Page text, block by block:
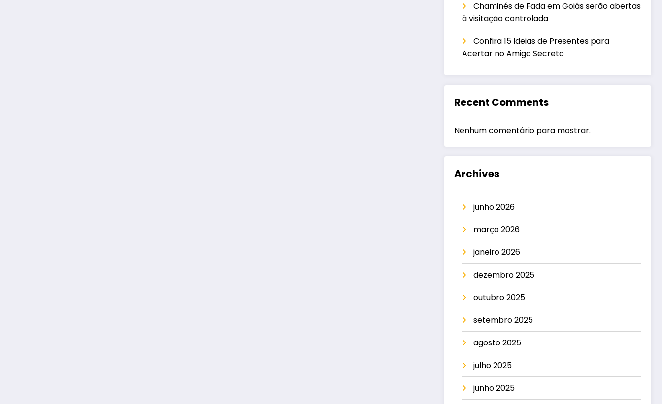
Chaminés de Fada em Goiás serão abertas
à visitação controlada
Confira 15 Ideias de Presentes para
Acertar no Amigo Secreto
Recent Comments
Nenhum comentário para mostrar.
Archives
junho 2026
março 2026
janeiro 2026
dezembro 2025
outubro 2025
setembro 2025
agosto 2025
julho 2025
junho 2025